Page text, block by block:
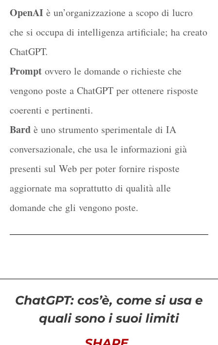
OpenAI è un’organizzazione a scopo di lucro
che si occupa di intelligenza artificiale; ha creato
ChatGPT.
Prompt ovvero le domande o richieste che
vengono poste a ChatGPT per ottenere risposte
coerenti e pertinenti.
Bard è uno strumento sperimentale di IA
conversazionale, che usa le informazioni già
presenti sul Web per poter fornire risposte
aggiornate ma soprattutto di qualità alle
domande che gli vengono poste.
ChatGPT: cos’è, come si usa e
quali sono i suoi limiti